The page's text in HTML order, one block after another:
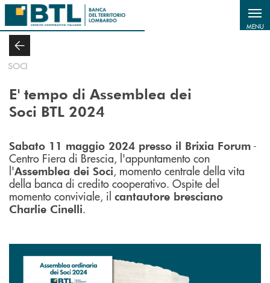
Salta al contenuto principale
MENU
SOCI
E' tempo di Assemblea dei
Soci BTL 2024
Sabato 11 maggio 2024 presso il Brixia Forum -
Centro Fiera di Brescia, l'appuntamento con
l'Assemblea dei Soci, momento centrale della vita
della banca di credito cooperativo. Ospite del
momento conviviale, il cantautore bresciano
Charlie Cinelli.